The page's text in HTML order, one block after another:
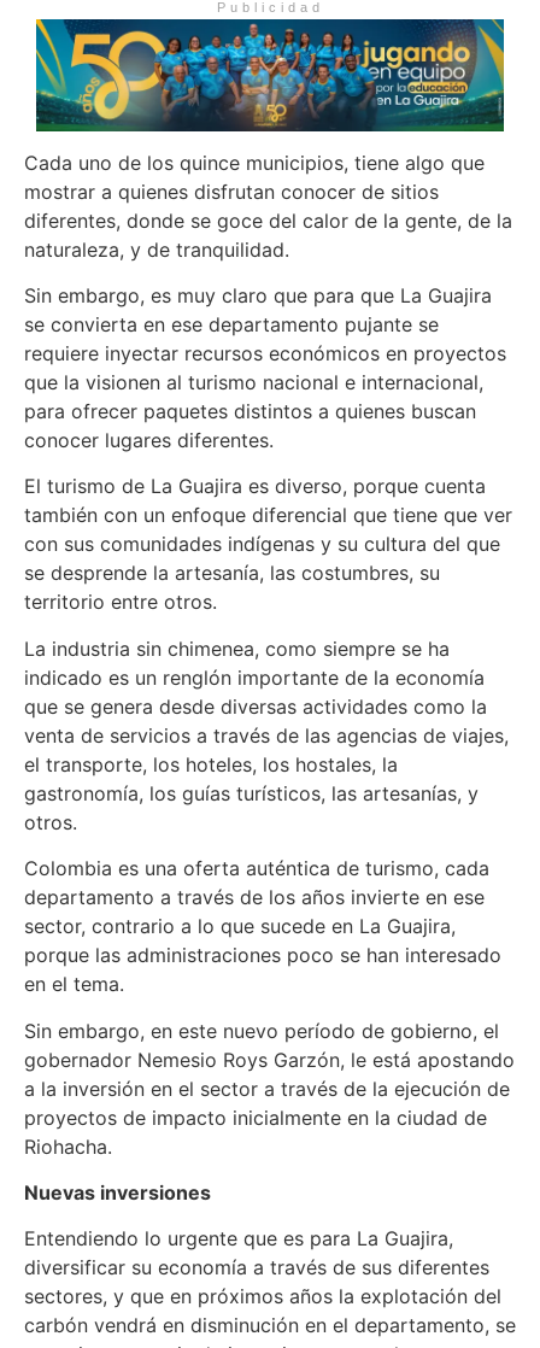
Publicidad
Cada uno de los quince municipios, tiene algo que
mostrar a quienes disfrutan conocer de sitios
diferentes, donde se goce del calor de la gente, de la
naturaleza, y de tranquilidad.
Sin embargo, es muy claro que para que La Guajira
se convierta en ese departamento pujante se
requiere inyectar recursos económicos en proyectos
que la visionen al turismo nacional e internacional,
para ofrecer paquetes distintos a quienes buscan
conocer lugares diferentes.
El turismo de La Guajira es diverso, porque cuenta
también con un enfoque diferencial que tiene que ver
con sus comunidades indígenas y su cultura del que
se desprende la artesanía, las costumbres, su
territorio entre otros.
La industria sin chimenea, como siempre se ha
indicado es un renglón importante de la economía
que se genera desde diversas actividades como la
venta de servicios a través de las agencias de viajes,
el transporte, los hoteles, los hostales, la
gastronomía, los guías turísticos, las artesanías, y
otros.
Colombia es una oferta auténtica de turismo, cada
departamento a través de los años invierte en ese
sector, contrario a lo que sucede en La Guajira,
porque las administraciones poco se han interesado
en el tema.
Sin embargo, en este nuevo período de gobierno, el
gobernador Nemesio Roys Garzón, le está apostando
a la inversión en el sector a través de la ejecución de
proyectos de impacto inicialmente en la ciudad de
Riohacha.
Nuevas inversiones
Entendiendo lo urgente que es para La Guajira,
diversificar su economía a través de sus diferentes
sectores, y que en próximos años la explotación del
carbón vendrá en disminución en el departamento, se